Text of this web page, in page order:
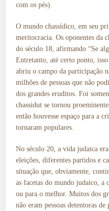
com os pés).
O mundo chassídico, em seu
meritocracia. Os oponentes da
do século 18, afirmando “Se
Entretanto, até certo ponto,
abriu o campo da participação
milhões de pessoas que não
dos grandes eruditos. Foi
chassidut se tornou
então houvesse espaço para a
tornaram populares.
No século 20, a vida judaica
eleições, diferentes partidos e
situação que, obviamente,
as facetas do mundo judaico, a
ou para o melhor. Muitos dos
não eram pessoas detentoras